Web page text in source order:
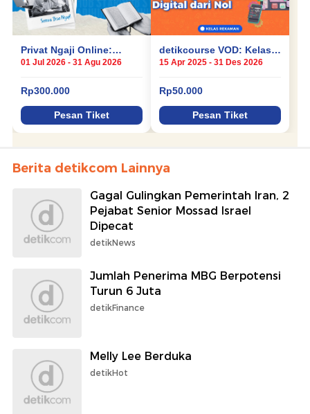
Berita detikcom Lainnya
Gagal Gulingkan Pemerintah Iran, 2
Pejabat Senior Mossad Israel
Dipecat
detikNews
Jumlah Penerima MBG Berpotensi
Turun 6 Juta
detikFinance
Melly Lee Berduka
detikHot